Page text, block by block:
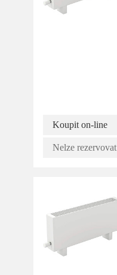
Koupit on-line
Nelze rezervovat